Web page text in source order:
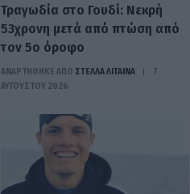
Τραγωδία στο Γουδί: Νεκρή
53χρονη μετά από πτώση από
τον 5ο όροφο
ΑΝΑΡΤΗΘΗΚΕ ΑΠΟ ΣΤΈΛΛΑ ΛΊΤΑΙΝΑ
7
ΑΥΓΟΎΣΤΟΥ 2026